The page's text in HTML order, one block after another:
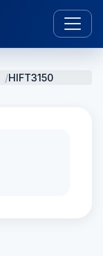
HIFT3150